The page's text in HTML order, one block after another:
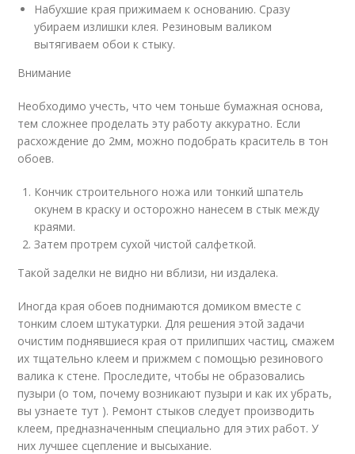
Набухшие края прижимаем к основанию. Сразу
убираем излишки клея. Резиновым валиком
вытягиваем обои к стыку.
Внимание
Необходимо учесть, что чем тоньше бумажная основа,
тем сложнее проделать эту работу аккуратно. Если
расхождение до 2мм, можно подобрать краситель в тон
обоев.
Кончик строительного ножа или тонкий шпатель
окунем в краску и осторожно нанесем в стык между
краями.
Затем протрем сухой чистой салфеткой.
Такой заделки не видно ни вблизи, ни издалека.
Иногда края обоев поднимаются домиком вместе с
тонким слоем штукатурки. Для решения этой задачи
очистим поднявшиеся края от прилипших частиц, смажем
их тщательно клеем и прижмем с помощью резинового
валика к стене. Проследите, чтобы не образовались
пузыри (о том, почему возникают пузыри и как их убрать,
вы узнаете тут ). Ремонт стыков следует производить
клеем, предназначенным специально для этих работ. У
них лучшее сцепление и высыхание.